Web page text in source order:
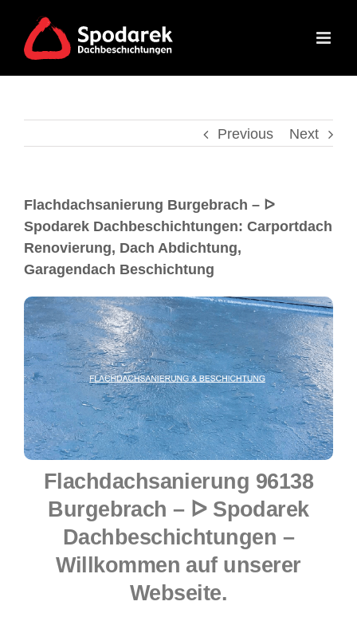
Previous Next
Flachdachsanierung Burgebrach – ᐅ
Spodarek Dachbeschichtungen: Carportdach
Renovierung, Dach Abdichtung,
Garagendach Beschichtung
Flachdachsanierung 96138
Burgebrach – ᐅ Spodarek
Dachbeschichtungen –
Willkommen auf unserer
Webseite.